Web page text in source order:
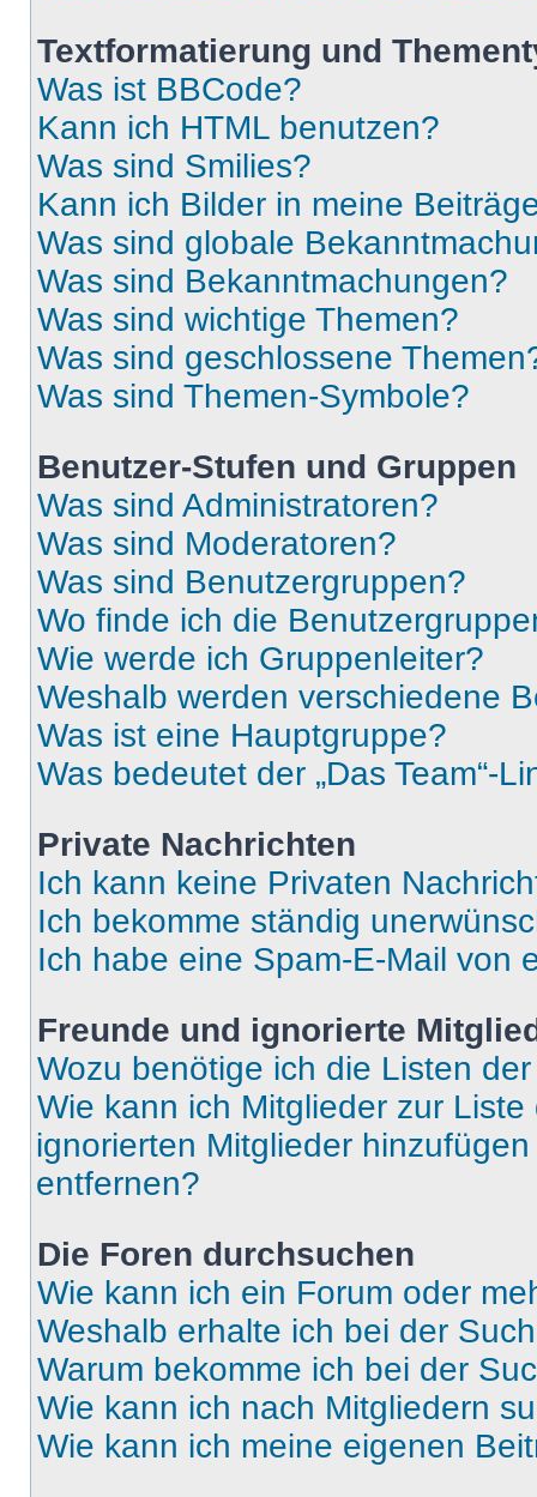
Textformatierung und
Was ist BBCode?
Kann ich HTML benutzen?
Was sind Smilies?
Kann ich Bilder in meine
Was sind globale
Was sind Bekanntmachungen?
Was sind wichtige Themen?
Was sind geschlossene
Was sind Themen-Symbole?
Benutzer-Stufen und Gruppen
Was sind Administratoren?
Was sind Moderatoren?
Was sind Benutzergruppen?
Wo finde ich die
Wie werde ich Gruppenleiter?
Weshalb werden verschiedene
Was ist eine Hauptgruppe?
Was bedeutet der „Das Team“-
Private Nachrichten
Ich kann keine Privaten
Ich bekomme ständig
Ich habe eine Spam-E-Mail von
Freunde und ignorierte
Wozu benötige ich die Listen
Wie kann ich Mitglieder zur
ignorierten Mitglieder
entfernen?
Die Foren durchsuchen
Wie kann ich ein Forum oder
Weshalb erhalte ich bei der
Warum bekomme ich bei der
Wie kann ich nach Mitgliedern
Wie kann ich meine eigenen